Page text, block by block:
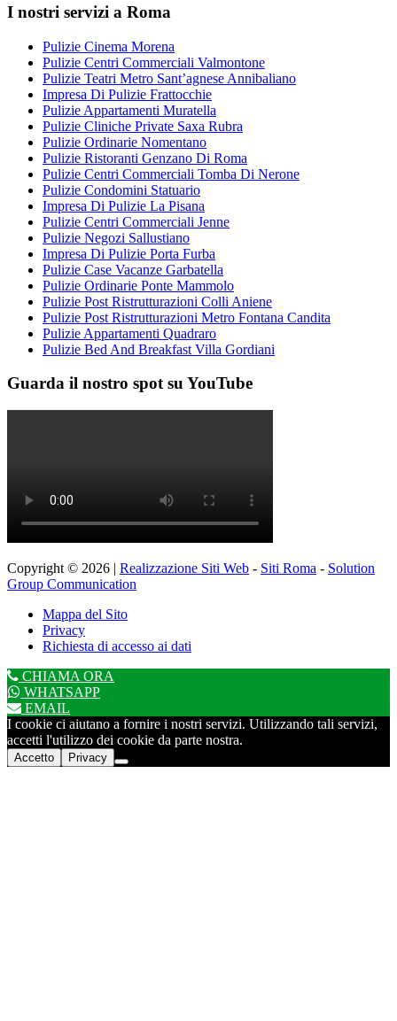
I nostri servizi a Roma
Pulizie Cinema Morena
Pulizie Centri Commerciali Valmontone
Pulizie Teatri Metro Sant’agnese Annibaliano
Impresa Di Pulizie Frattocchie
Pulizie Appartamenti Muratella
Pulizie Cliniche Private Saxa Rubra
Pulizie Ordinarie Nomentano
Pulizie Ristoranti Genzano Di Roma
Pulizie Centri Commerciali Tomba Di Nerone
Pulizie Condomini Statuario
Impresa Di Pulizie La Pisana
Pulizie Centri Commerciali Jenne
Pulizie Negozi Sallustiano
Impresa Di Pulizie Porta Furba
Pulizie Case Vacanze Garbatella
Pulizie Ordinarie Ponte Mammolo
Pulizie Post Ristrutturazioni Colli Aniene
Pulizie Post Ristrutturazioni Metro Fontana Candita
Pulizie Appartamenti Quadraro
Pulizie Bed And Breakfast Villa Gordiani
Guarda il nostro spot su YouTube
Copyright © 2026 | Realizzazione Siti Web - Siti Roma - Solution
Group Communication
Mappa del Sito
Privacy
Richiesta di accesso ai dati
CHIAMA ORA
WHATSAPP
EMAIL
I cookie ci aiutano a fornire i nostri servizi. Utilizzando tali servizi,
accetti l'utilizzo dei cookie da parte nostra.
Accetto Privacy